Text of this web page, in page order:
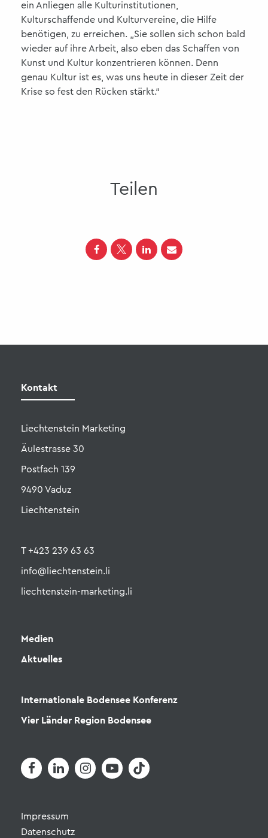
ein Anliegen alle Kulturinstitutionen,
Kulturschaffende und Kulturvereine, die Hilfe
benötigen, zu erreichen. „Sie sollen sich schon bald
wieder auf ihre Arbeit, also eben das Schaffen von
Kunst und Kultur konzentrieren können. Denn
genau Kultur ist es, was uns heute in dieser Zeit der
Krise so fest den Rücken stärkt.“
Teilen
Liechtenstein Marketing
Äulestrasse 30
Postfach 139
9490 Vaduz
Liechtenstein
T +423 239 63 63
info@liechtenstein.li
liechtenstein-marketing.li
Medien
Aktuelles
Internationale Bodensee Konferenz
Vier Länder Region Bodensee
Impressum
Datenschutz